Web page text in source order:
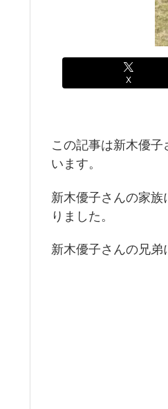
X
この記事は新木優
います。
新木優子さんの家
りました。
新木優子さんの兄弟